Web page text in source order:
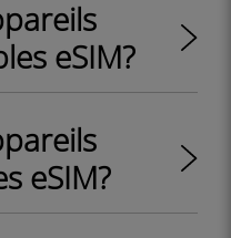
eSIM?
eSIM?